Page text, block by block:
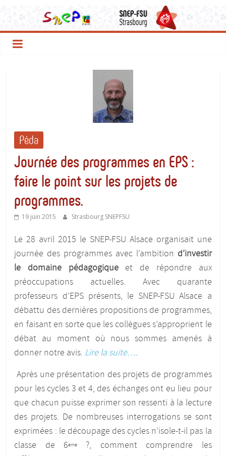
contenu
Le
SNEP
Strasbourg
Péda
Journée des programmes en EPS :
faire le point sur les projets de
programmes.
19 juin 2015 Strasbourg SNEPFSU
Le 28 avril 2015 le SNEP-FSU Alsace organisait une
journée des programmes avec l’ambition d’investir
le domaine pédagogiqueet de répondre aux
préoccupations actuelles. Avec quarante
professeurs d’EPS présents, le SNEP-FSU Alsace a
débattu des dernières propositions de programmes,
en faisant en sorte que les collègues s’approprient le
débat au moment où nous sommes amenés à
donner notre avis. Lire la suite….
Après une présentation des projets de programmes
pour les cycles 3 et 4, des échanges ont eu lieu pour
que chacun puisse exprimer son ressenti à la lecture
des projets. De nombreuses interrogations se sont
exprimées : le découpage des cycles n’isole-t-il pas la
classe de 6ème
?, comment comprendre les